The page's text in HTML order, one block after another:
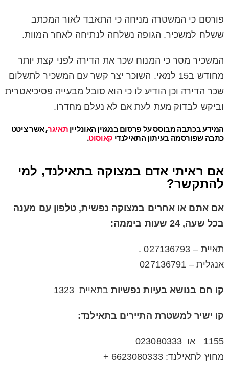
פורסם כי המשטרה מניחה כי התאבד לאור המכתב
ששלח למשכיר. הגופה נשלחה לנתיחה לאחר המוות.
המשכיר מסר כי המנוח שכר את הדירה לפני קצת יותר
מחודש ב15 למאי. השוכר יצר קשר עם המשכיר לתשלום
שכר הדירה וכן הודיע לו כי הוא סובל מבעייה פסיכיאטרית
וביקש לבדוק מעת לעת אם לא נעלם מחדרו.
המידע בכתבה מבוסס על פרסום במגזין האונלייןתאיגר, אשר ציטט
כתבה שפורסמה בעיתון התאילנדי קאוסוט.
אם ראיתי אדם במצוקה בתאילנד, למי
להתקשר?
אם אתם או אחרים במצוקה נפשית, טלפון עם מענה
בכל שעה, 24 שעות ביממה:
תאיית – 027136793 .
אנגלית – 027136791
קו חם בנושא בעיות נפשיותבתאיית 1323
קו ישיר למשטרת התיירים בתאילנד:
1155 או 023080333
מחוץ לתאילנד: 6623080333 +